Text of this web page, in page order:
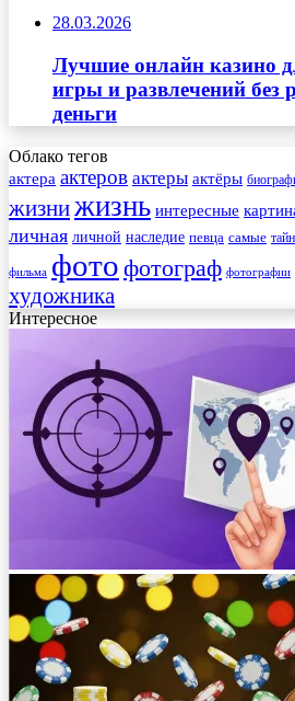
28.03.2026
Лучшие онлайн казино
игры и развлечений без
деньги
Облако тегов
актера актеров актеры актёры
жизнижизнь интересные
личная личной наследие певца самые
фильма фото фотограф фотографии
художника
Интересное